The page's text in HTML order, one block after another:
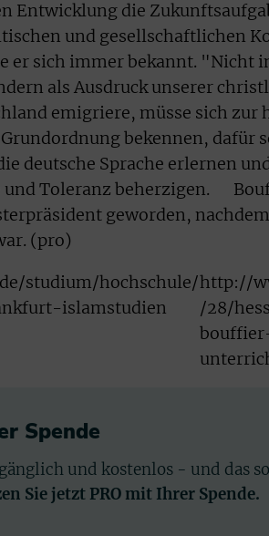
Entwicklung die
und gesellschaftlichen
er sich immer bekannt. "Nicht
als Ausdruck unserer
emigriere, müsse sich
bekennen, dafür
deutsche Sprache erlernen
und Toleranz beherzigen.
geworden,
(pro)
studium/hochschule/
islamstudien
http://
/28/
Spende
und kostenlos - und das
Sie jetzt PRO mit Ihrer Spende.